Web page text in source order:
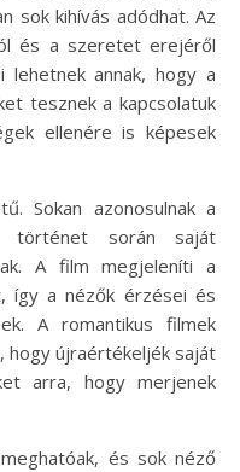
sok kihívás adódhat. Az
és a szeretet erejéről
annak, hogy a
tesznek a kapcsolatuk
ellenére is képesek
Sokan azonosulnak a
történet során saját
A film megjeleníti a
így a nézők érzései és
A romantikus filmek
hogy újraértékeljék saját
arra, hogy merjenek
és sok néző